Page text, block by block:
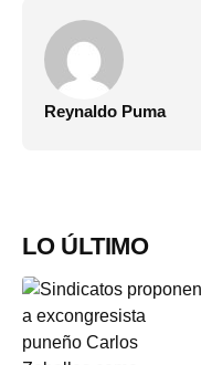
Reynaldo Puma
LO ÚLTIMO